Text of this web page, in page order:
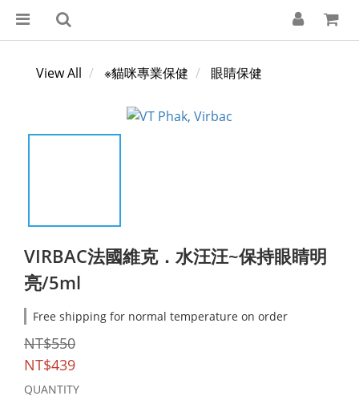
View All ※貓咪專業保健 眼睛保健
VIRBAC法國維克．水汪汪~保持眼睛明
亮/5ml
Free shipping for normal temperature on order
NT$550
NT$439
QUANTITY